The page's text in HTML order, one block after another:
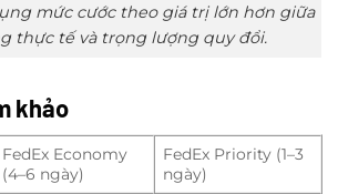
mức cước theo giá trị lớn hơn giữa
thực tế và trọng lượng quy đổi.
khảo
FedEx Economy
(4–6 ngày)
FedEx Priority (1–3
ngày)